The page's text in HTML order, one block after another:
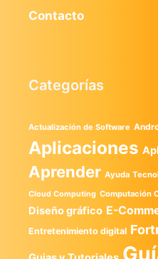
Contacto
Categorías
Actualización de Software
Aplicaciones
Aprender Ayuda
Cloud Computing Computación
Diseño gráfico E-
Entretenimiento digital